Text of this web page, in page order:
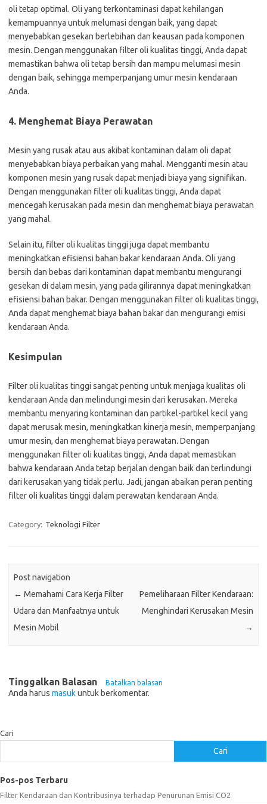
oli tetap optimal. Oli yang terkontaminasi dapat kehilangan
kemampuannya untuk melumasi dengan baik, yang dapat
menyebabkan gesekan berlebihan dan keausan pada komponen
mesin. Dengan menggunakan filter oli kualitas tinggi, Anda dapat
memastikan bahwa oli tetap bersih dan mampu melumasi mesin
dengan baik, sehingga memperpanjang umur mesin kendaraan
Anda.
4. Menghemat Biaya Perawatan
Mesin yang rusak atau aus akibat kontaminan dalam oli dapat
menyebabkan biaya perbaikan yang mahal. Mengganti mesin atau
komponen mesin yang rusak dapat menjadi biaya yang signifikan.
Dengan menggunakan filter oli kualitas tinggi, Anda dapat
mencegah kerusakan pada mesin dan menghemat biaya perawatan
yang mahal.
Selain itu, filter oli kualitas tinggi juga dapat membantu
meningkatkan efisiensi bahan bakar kendaraan Anda. Oli yang
bersih dan bebas dari kontaminan dapat membantu mengurangi
gesekan di dalam mesin, yang pada gilirannya dapat meningkatkan
efisiensi bahan bakar. Dengan menggunakan filter oli kualitas tinggi,
Anda dapat menghemat biaya bahan bakar dan mengurangi emisi
kendaraan Anda.
Kesimpulan
Filter oli kualitas tinggi sangat penting untuk menjaga kualitas oli
kendaraan Anda dan melindungi mesin dari kerusakan. Mereka
membantu menyaring kontaminan dan partikel-partikel kecil yang
dapat merusak mesin, meningkatkan kinerja mesin, memperpanjang
umur mesin, dan menghemat biaya perawatan. Dengan
menggunakan filter oli kualitas tinggi, Anda dapat memastikan
bahwa kendaraan Anda tetap berjalan dengan baik dan terlindungi
dari kerusakan yang tidak perlu. Jadi, jangan abaikan peran penting
filter oli kualitas tinggi dalam perawatan kendaraan Anda.
Category: Teknologi Filter
Post navigation
← Memahami Cara Kerja Filter
Udara dan Manfaatnya untuk
Mesin Mobil
Pemeliharaan Filter Kendaraan:
Menghindari Kerusakan Mesin
→
Tinggalkan Balasan Batalkan balasan
Anda harus masukuntuk berkomentar.
Cari
Cari
Pos-pos Terbaru
Filter Kendaraan dan Kontribusinya terhadap Penurunan Emisi CO2